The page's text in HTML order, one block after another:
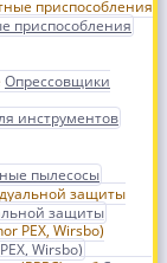
приспособления
Опрессовщики
инструментов
пылесосы
защиты
Wirsbo)